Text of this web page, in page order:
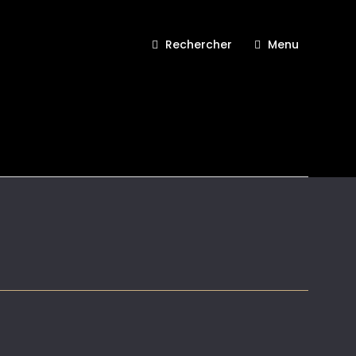
Rechercher Menu